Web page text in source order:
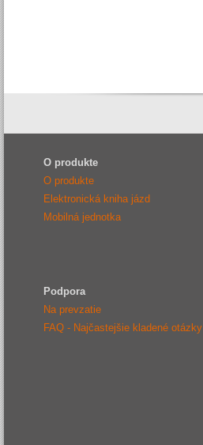
O produkte
O produkte
Elektronická kniha jázd
Mobilná jednotka
Podpora
Na prevzatie
FAQ - Najčastejšie kladené otázky